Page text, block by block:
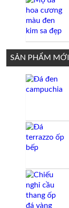
SẢN PHẨM MỚI